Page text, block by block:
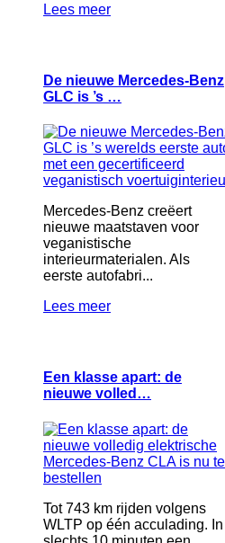
Lees meer
De nieuwe Mercedes-Benz
GLC is ’s …
Mercedes-Benz creëert
nieuwe maatstaven voor
veganistische
interieurmaterialen. Als
eerste autofabri...
Lees meer
Een klasse apart: de
nieuwe volled…
Tot 743 km rijden volgens
WLTP op één acculading. In